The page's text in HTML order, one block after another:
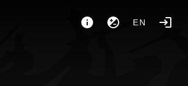
EN